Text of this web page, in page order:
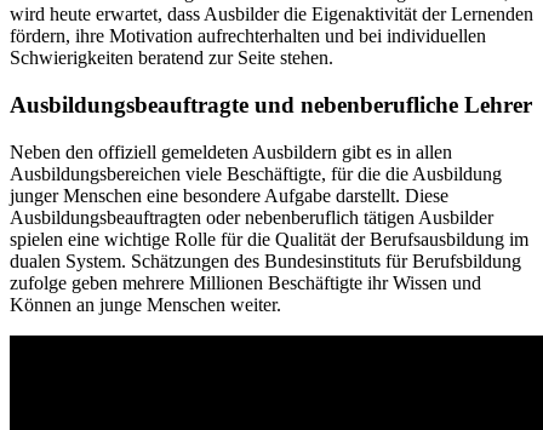
wird heute erwartet, dass Ausbilder die Eigenaktivität der Lernenden
fördern, ihre Motivation aufrechterhalten und bei individuellen
Schwierigkeiten beratend zur Seite stehen.
Ausbildungsbeauftragte und nebenberufliche Lehrer
Neben den offiziell gemeldeten Ausbildern gibt es in allen
Ausbildungsbereichen viele Beschäftigte, für die die Ausbildung
junger Menschen eine besondere Aufgabe darstellt. Diese
Ausbildungsbeauftragten oder nebenberuflich tätigen Ausbilder
spielen eine wichtige Rolle für die Qualität der Berufsausbildung im
dualen System. Schätzungen des Bundesinstituts für Berufsbildung
zufolge geben mehrere Millionen Beschäftigte ihr Wissen und
Können an junge Menschen weiter.